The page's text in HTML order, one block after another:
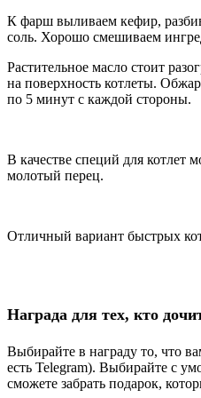
К фарш выливаем кефир,
соль. Хорошо смешиваем
Растительное масло стоит
на поверхность котлеты.
по 5 минут с каждой стороны.
В качестве специй для котлет
молотый перец.
Отличный вариант быстрых
Награда для тех, кто
Выбирайте в награду то, что
есть Telegram). Выбирайте с
сможете забрать подарок,